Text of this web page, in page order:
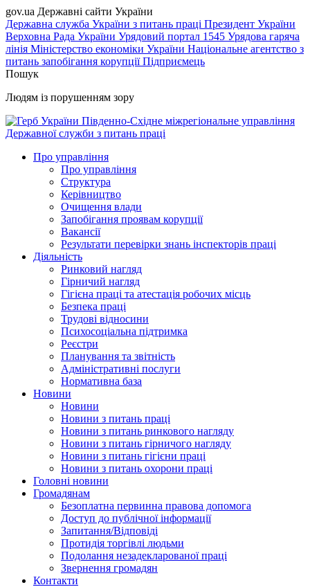
gov.ua Державні сайти України
Державна служба України з питань праці Президент України
Верховна Рада України Урядовий портал 1545 Урядова гаряча
лінія Міністерство економіки України Національне агентство з
питань запобігання корупціїПідприємець
Пошук
Людям із порушенням зору
Південно-Східне міжрегіональне управління
Державної служби з питань праці
Про управління
Про управління
Структура
Керівництво
Очищення влади
Запобігання проявам корупції
Вакансії
Результати перевірки знань інспекторів праці
Діяльність
Ринковий нагляд
Гірничий нагляд
Гігієна праці та атестація робочих місць
Безпека праці
Трудові відносини
Психосоціальна підтримка
Реєстри
Планування та звітність
Адміністративні послуги
Нормативна база
Новини
Новини
Новини з питань праці
Новини з питань ринкового нагляду
Новини з питань гірничого нагляду
Новини з питань гігієни праці
Новини з питань охорони праці
Головні новини
Громадянам
Безоплатна первинна правова допомога
Доступ до публічної інформації
Запитання/Відповіді
Протидія торгівлі людьми
Подолання незадекларованої праці
Звернення громадян
Контакти